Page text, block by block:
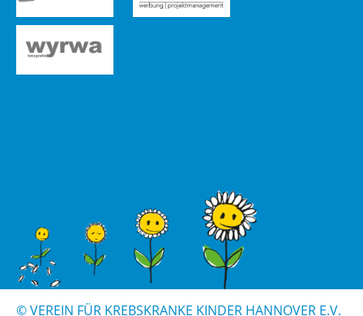
© VER­EIN FÜR KREBS­KRAN­KE KIN­DER HAN­NO­VER E.V.